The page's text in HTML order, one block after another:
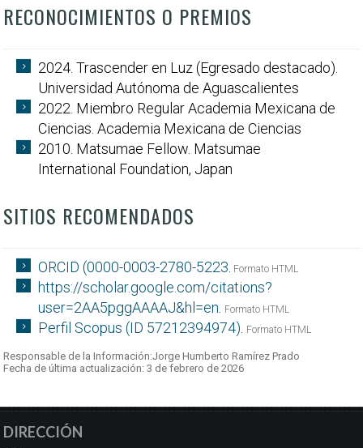
RECONOCIMIENTOS O PREMIOS
2024. Trascender en Luz (Egresado destacado).
Universidad Autónoma de Aguascalientes
2022. Miembro Regular Academia Mexicana de
Ciencias. Academia Mexicana de Ciencias
2010. Matsumae Fellow. Matsumae
International Foundation, Japan
SITIOS RECOMENDADOS
ORCID (0000-0003-2780-5223 Formato HTML
https://scholar.google.com/citations?
user=2AA5pggAAAAJ&hl=en
Formato HTML
Perfil Scopus (ID 57212394974) Formato HTML
Responsable de la Información:Jorge Humberto Ramírez Prado
Fecha de última actualización: 3 de febrero de 2026
DIRECCIÓN